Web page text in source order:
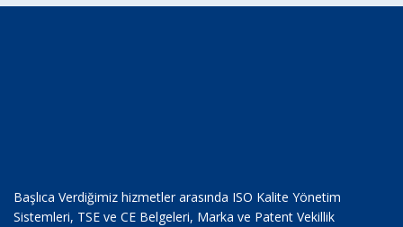
Başlıca Verdiğimiz hizmetler arasında ISO Kalite Yönetim
Sistemleri, TSE ve CE Belgeleri, Marka ve Patent Vekillik